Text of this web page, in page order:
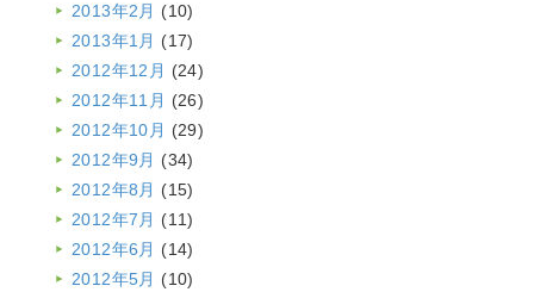
2013年2月 (10)
2013年1月 (17)
2012年12月 (24)
2012年11月 (26)
2012年10月 (29)
2012年9月 (34)
2012年8月 (15)
2012年7月 (11)
2012年6月 (14)
2012年5月 (10)